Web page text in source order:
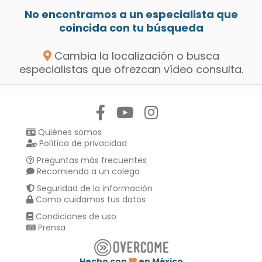
No encontramos a un especialista que
coincida con tu búsqueda
Cambia la localización o busca
especialistas que ofrezcan vídeo consulta.
Quiénes somos
Política de privacidad
Preguntas más frecuentes
Recomienda a un colega
Seguridad de la información
Como cuidamos tus datos
Condiciones de uso
Prensa